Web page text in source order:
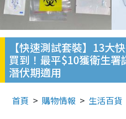
【快速測試套裝】13大
買到！最平$10獲衛生
潛伏期適用
首頁 購物情報 生活百貨